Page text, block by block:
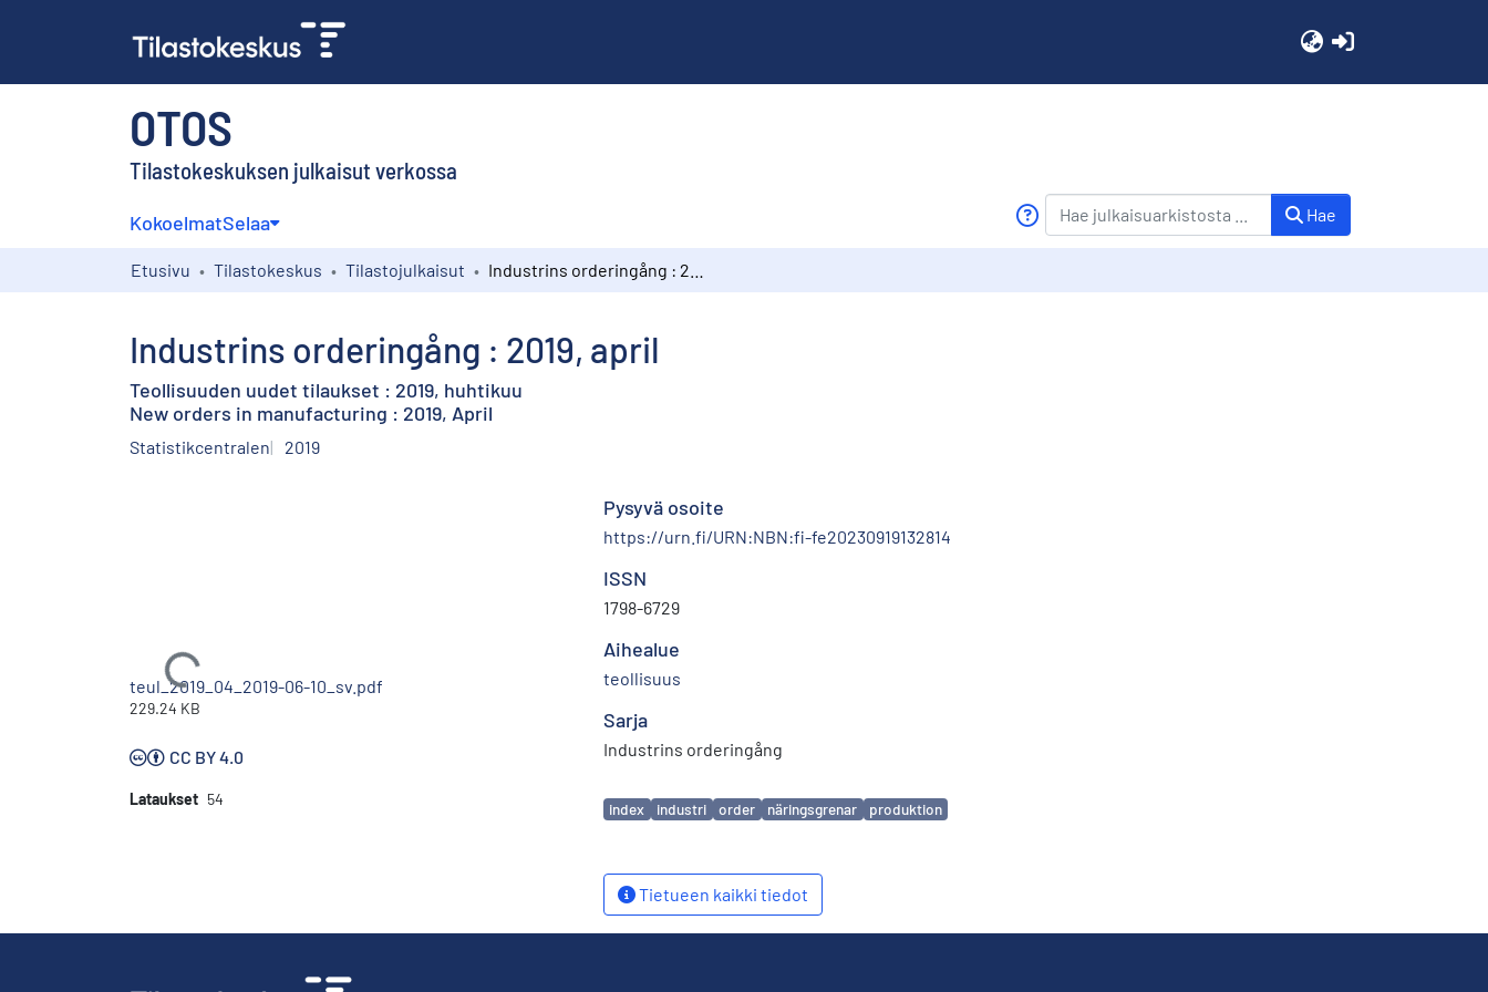
OTOS
Tilastokeskuksen julkaisut verkossa
KokoelmatSelaa Hae
Etusivu Tilastokeskus Tilastojulkaisut
Industrins orderingång : 2019, april
Teollisuuden uudet tilaukset : 2019, huhtikuu
New orders in manufacturing : 2019, April
Statistikcentralen 2019
Ladataan...
teul_2019_04_2019-06-10_sv.pdf
229.24 KB
CC BY 4.0
Lataukset 54
Pysyvä osoite
https://urn.fi/URN:NBN:fi-fe20230919132814
ISSN
1798-6729
Aihealue
teollisuus
Sarja
Industrins orderingång
Avainsanat
index industri order näringsgrenar produktion
Tietueen kaikki tiedot